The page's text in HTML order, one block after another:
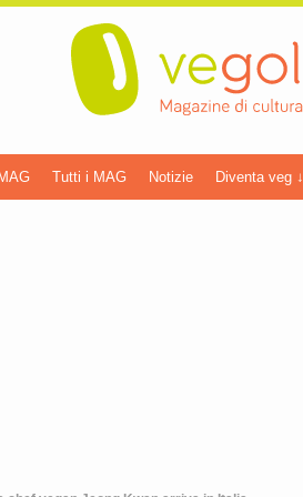
Tutti i MAG Notizie Diventa veg ↓